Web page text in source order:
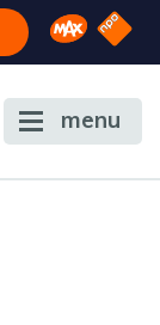
Omroep
NPO
menu